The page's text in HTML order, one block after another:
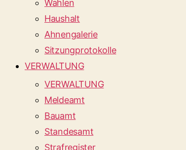
Wahlen
Haushalt
Ahnengalerie
Sitzungprotokolle
VERWALTUNG
VERWALTUNG
Meldeamt
Bauamt
Standesamt
Strafregister